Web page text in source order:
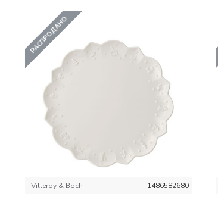
РАСПРОДАНО
Villeroy & Boch 1486582680